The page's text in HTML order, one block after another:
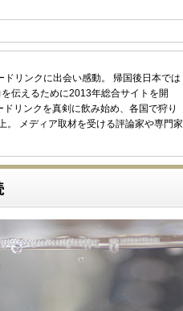
リンクに出会い感動。 帰国後日本では
伝えるために2013年総合サイトを開
リンクを真剣に飲み始め、各国で狩り
。 メディア取材を受ける評論家や専門家